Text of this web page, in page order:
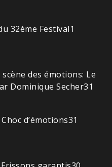
32ème Festival1
des émotions: Le
Dominique Secher31
d’émotions31